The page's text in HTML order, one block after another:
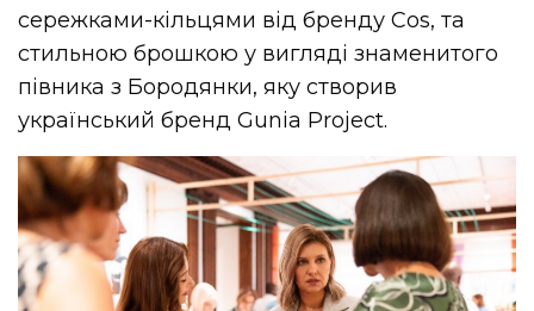
сережками-кільцями від бренду Cos, та
стильною брошкою у вигляді знаменитого
півника з Бородянки, яку створив
український бренд Gunia Project.